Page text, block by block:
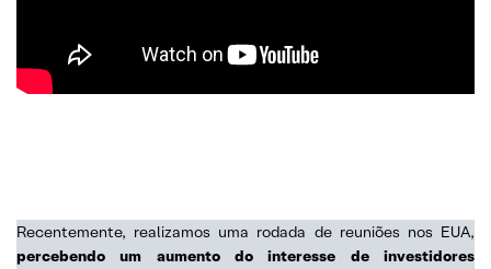
Recentemente, realizamos uma rodada de reuniões nos EUA,
percebendo um aumento do interesse de investidores